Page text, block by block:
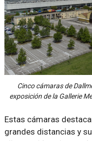
Cinco cámaras de
exposición de la Gallerie
Estas cámaras
grandes distancias y